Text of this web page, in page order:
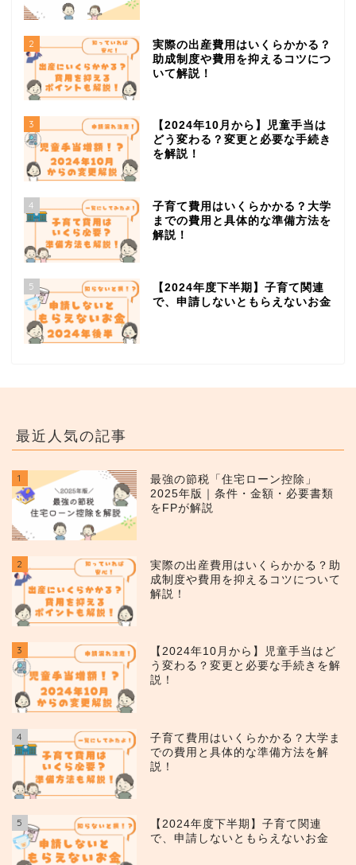
2
実際の出産費用はいくらかかる？
助成制度や費用を抑えるコツにつ
いて解説！
3
【2024年10月から】児童手当は
どう変わる？変更と必要な手続き
を解説！
4
子育て費用はいくらかかる？大学
までの費用と具体的な準備方法を
解説！
5
【2024年度下半期】子育て関連
で、申請しないともらえないお金
最近人気の記事
1
最強の節税「住宅ローン控除」
2025年版｜条件・金額・必要書類
をFPが解説
2
実際の出産費用はいくらかかる？助
成制度や費用を抑えるコツについて
解説！
3
【2024年10月から】児童手当はど
う変わる？変更と必要な手続きを解
説！
4
子育て費用はいくらかかる？大学ま
での費用と具体的な準備方法を解
説！
5
【2024年度下半期】子育て関連
で、申請しないともらえないお金